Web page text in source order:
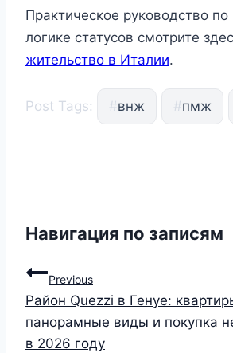
Практическое руководство
логике статусов смотрите
жительство в Италии.
Post Tags: #внж #пмж
Навигация по записям
Previous
Район Quezzi в Генуе:
панорамные виды и покупка
в 2026 году